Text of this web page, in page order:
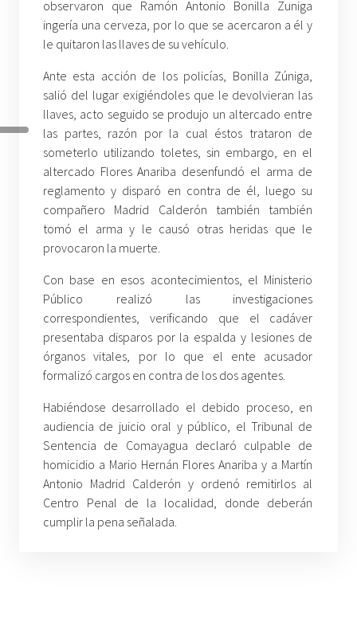
observaron que Ramón Antonio Bonilla Zuniga
ingería una cerveza, por lo que se acercaron a él y
le quitaron las llaves de su vehículo.
Ante esta acción de los policías, Bonilla Zúniga,
salió del lugar exigiéndoles que le devolvieran las
llaves, acto seguido se produjo un altercado entre
las partes, razón por la cual éstos trataron de
someterlo utilizando toletes, sin embargo, en el
altercado Flores Anariba desenfundó el arma de
reglamento y disparó en contra de él, luego su
compañero Madrid Calderón también también
tomó el arma y le causó otras heridas que le
provocaron la muerte.
Con base en esos acontecimientos, el Ministerio
Público realizó las investigaciones
correspondientes, verificando que el cadáver
presentaba disparos por la espalda y lesiones de
órganos vitales, por lo que el ente acusador
formalizó cargos en contra de los dos agentes.
Habiéndose desarrollado el debido proceso, en
audiencia de juicio oral y público, el Tribunal de
Sentencia de Comayagua declaró culpable de
homicidio a Mario Hernán Flores Anariba y a Martín
Antonio Madrid Calderón y ordenó remitirlos al
Centro Penal de la localidad, donde deberán
cumplir la pena señalada.